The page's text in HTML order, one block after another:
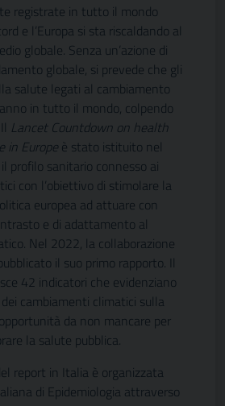
registrate in tutto il mondo
e l’Europa si sta riscaldando al
globale. Senza un’azione di
globale, si prevede che gli
salute legati al cambiamento
in tutto il mondo, colpendo
Lancet Countdown on health
in Europe è stato istituito nel
profilo sanitario connesso ai
con l’obiettivo di stimolare la
europea ad attuare con
e di adattamento al
Nel 2022, la collaborazione
il suo primo rapporto. Il
42 indicatori che evidenziano
cambiamenti climatici sulla
da non mancare per
la salute pubblica.
report in Italia è organizzata
di Epidemiologia attraverso